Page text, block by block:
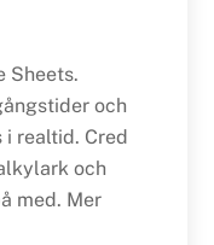
Sheets.
och
realtid. Cred
och
med. Mer